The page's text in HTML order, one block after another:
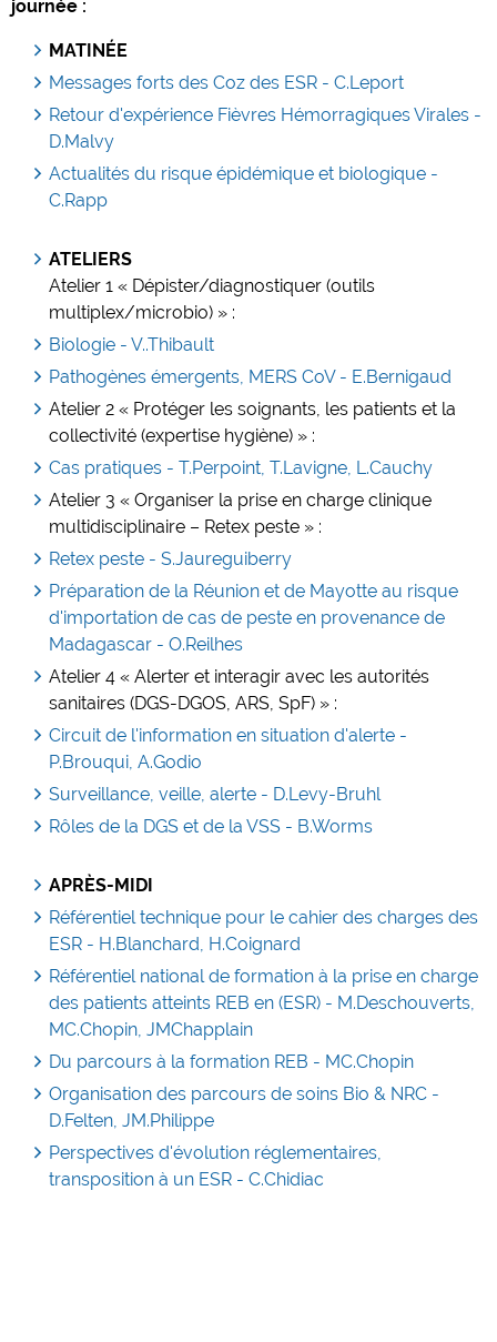
journée :
MATIN É E
Messages forts des Coz des ESR - C.Leport
Retour d'expérience Fièvres Hémorragiques Virales -
D.Malvy
Actualités du risque épidémique et biologique -
C.Rapp
ATELIERS
Atelier 1 « Dépister/diagnostiquer (outils
multiplex/microbio) » :
Biologie - V..Thibault
Pathogènes émergents, MERS CoV - E.Bernigaud
Atelier 2 « Protéger les soignants, les patients et la
collectivité (expertise hygiène) » :
Cas pratiques - T.Perpoint, T.Lavigne, L.Cauchy
Atelier 3 « Organiser la prise en charge clinique
multidisciplinaire – Retex peste » :
Retex peste - S.Jaureguiberry
Préparation de la Réunion et de Mayotte au risque
d'importation de cas de peste en provenance de
Madagascar - O.Reilhes
Atelier 4 « Alerter et interagir avec les autorités
sanitaires (DGS-DGOS, ARS, SpF) » :
Circuit de l'information en situation d'alerte -
P.Brouqui, A.Godio
Surveillance, veille, alerte - D.Levy-Bruhl
Rôles de la DGS et de la VSS - B.Worms
APRÈS-MIDI
Référentiel technique pour le cahier des charges des
ESR - H.Blanchard, H.Coignard
Référentiel national de formation à la prise en charge
des patients atteints REB en (ESR) - M.Deschouverts,
MC.Chopin, JMChapplain
Du parcours à la formation REB - MC.Chopin
Organisation des parcours de soins Bio & NRC -
D.Felten, JM.Philippe
Perspectives d'évolution réglementaires,
transposition à un ESR - C.Chidiac